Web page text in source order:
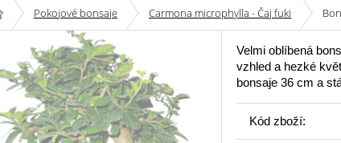
Pokojové bonsaje Carmona microphylla - Čaj fuki
Velmi oblíbená
vzhled a hezké
bonsaje 36 cm a
Kód zboží: